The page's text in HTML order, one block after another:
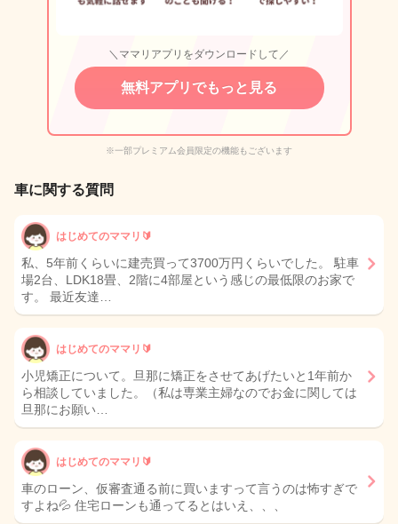
＼ママリアプリをダウンロードして／
無料アプリでもっと見る
※一部プレミアム会員限定の機能もございます
車に関する質問
はじめてのママリ🔰
私、5年前くらいに建売買って3700万円くらいでした。 駐車
場2台、LDK18畳、2階に4部屋という感じの最低限のお家で
す。 最近友達…
はじめてのママリ🔰
小児矯正について。旦那に矯正をさせてあげたいと1年前か
ら相談していました。（私は専業主婦なのでお金に関しては
旦那にお願い…
はじめてのママリ🔰
車のローン、仮審査通る前に買いますって言うのは怖すぎで
すよね💦 住宅ローンも通ってるとはいえ、、、